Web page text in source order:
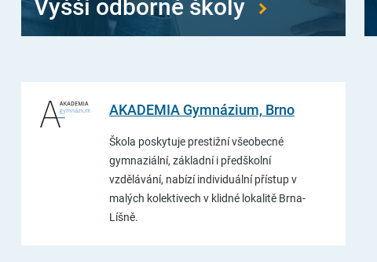
Vyšší odborné školy
AKADEMIA Gymnázium, Brno
Škola poskytuje prestižní všeobecné
gymnaziální, základní i předškolní
vzdělávání, nabízí individuální přístup v
malých kolektivech v klidné lokalitě Brna-
Líšně.